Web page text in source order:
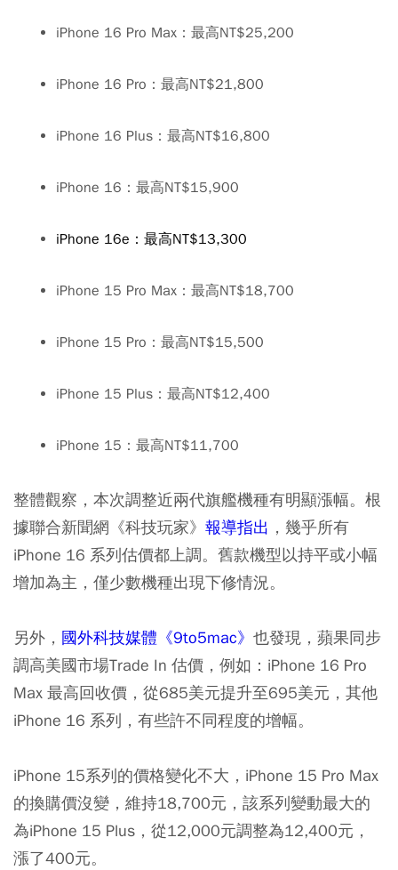
iPhone 16 Pro Max：最高NT$25,200
iPhone 16 Pro：最高NT$21,800
iPhone 16 Plus：最高NT$16,800
iPhone 16：最高NT$15,900
iPhone 16e：最高NT$13,300
iPhone 15 Pro Max：最高NT$18,700
iPhone 15 Pro：最高NT$15,500
iPhone 15 Plus：最高NT$12,400
iPhone 15：最高NT$11,700
整體觀察，本次調整近兩代旗艦機種有明顯漲幅。根
據聯合新聞網《科技玩家》 報導指出 ，幾乎所有
iPhone 16 系列估價都上調。舊款機型以持平或小幅
增加為主，僅少數機種出現下修情況。
另外， 國外科技媒體《9to5mac》 也發現，蘋果同步
調高美國市場Trade In 估價，例如：iPhone 16 Pro
Max 最高回收價，從685美元提升至695美元，其他
iPhone 16 系列，有些許不同程度的增幅。
iPhone 15系列的價格變化不大，iPhone 15 Pro Max
的換購價沒變，維持18,700元，該系列變動最大的
為iPhone 15 Plus，從12,000元調整為12,400元，
漲了400元。